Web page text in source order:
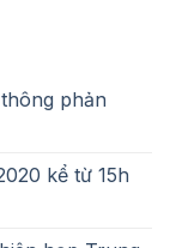
phản
kể từ 15h